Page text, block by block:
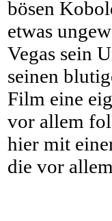
bösen
etwas
Vegas sein
seinen
Film eine
vor allem
hier mit
die vor